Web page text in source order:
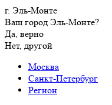
г. Эль-Монте
Ваш город Эль-Монте?
Да, верно
Нет, другой
Москва
Санкт-Петербург
Регион